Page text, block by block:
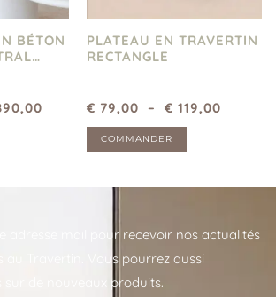
BÉTON
PLATEAU EN TRAVERTIN
RECTANGLE
€ 79,00 – € 119,00
COMMANDER
adresse mail pour recevoir nos actualités
au Travertin. Vous pourrez aussi
sur de nouveaux produits.